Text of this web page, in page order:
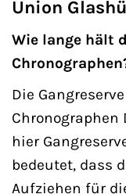
Union
Wie lange hält
Die
Chronographen
hier
bedeutet, dass
Aufziehen für